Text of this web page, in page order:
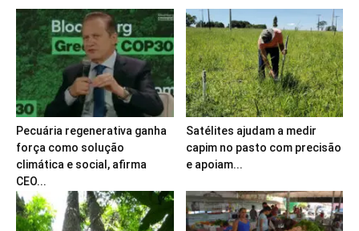
Pecuária regenerativa ganha
força como solução
climática e social, afirma
CEO...
Satélites ajudam a medir
capim no pasto com precisão
e apoiam...